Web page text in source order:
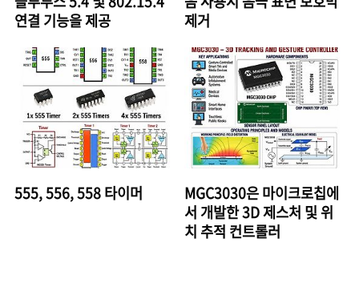
연결 기능을 제공
제거
555, 556, 558 타이머
MGC3030은 마이크로칩에
서 개발한 3D 제스처 및 위
치 추적 컨트롤러